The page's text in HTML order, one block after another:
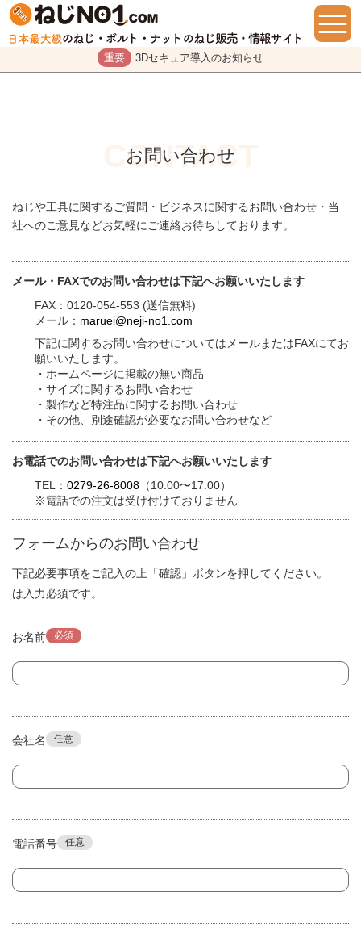
重要 3Dセキュア導入のお知らせ
お問い合わせ
ねじや工具に関するご質問・ビジネスに関するお問い合わせ・当
社へのご意見などお気軽にご連絡お待ちしております。
メール・FAXでのお問い合わせは下記へお願いいたします
FAX：0120-054-553 (送信無料)
メール： maruei@neji-no1.com
下記に関するお問い合わせについてはメールまたはFAXにてお
願いいたします。
・ホームページに掲載の無い商品
・サイズに関するお問い合わせ
・製作など特注品に関するお問い合わせ
・その他、別途確認が必要なお問い合わせなど
お電話でのお問い合わせは下記へお願いいたします
TEL： 0279-26-8008 （10:00〜17:00）
※電話での注文は受け付けておりません
フォームからのお問い合わせ
下記必要事項をご記入の上「確認」ボタンを押してください。
は入力必須です。
お名前 必須
会社名 任意
電話番号 任意